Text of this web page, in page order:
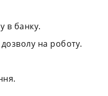
в банку.
на роботу.